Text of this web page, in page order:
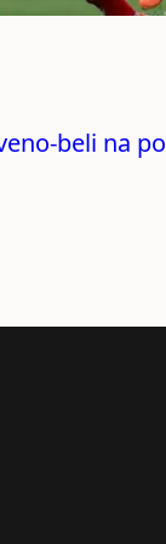
beli na